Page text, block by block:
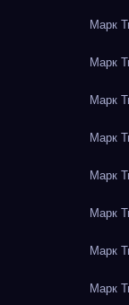
Марк
Марк
Марк
Марк
Марк
Марк
Марк
Марк